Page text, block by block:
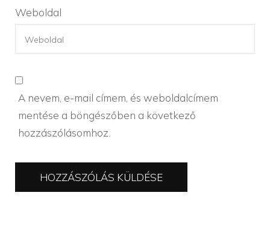
Weboldal
A nevem, e-mail címem, és weboldalcímem
mentése a böngészőben a következő
hozzászólásomhoz.